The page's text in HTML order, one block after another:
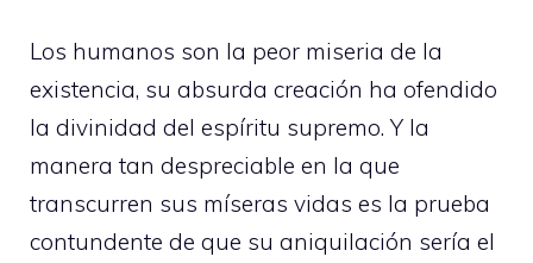
Los humanos son la peor miseria de la
existencia, su absurda creación ha ofendido
la divinidad del espíritu supremo. Y la
manera tan despreciable en la que
transcurren sus míseras vidas es la prueba
contundente de que su aniquilación sería el